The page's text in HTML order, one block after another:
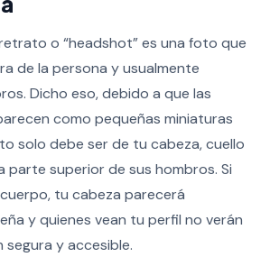
o “headshot” es una foto que
de la persona y usualmente
Dicho eso, debido a que las
como pequeñas miniaturas
solo debe ser de tu cabeza, cuello
parte superior de sus hombros. Si
tu cabeza parecerá
y quienes vean tu perfil no verán
y accesible.